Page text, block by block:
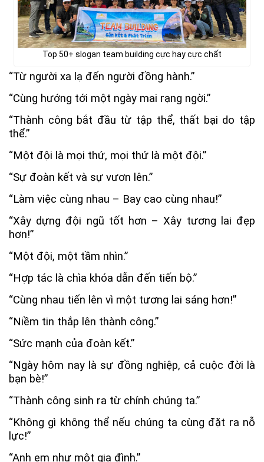
Top 50+ slogan team building cực hay cực chất
“Từ người xa lạ đến người đồng hành.”
“Cùng hướng tới một ngày mai rạng ngời.”
“Thành công bắt đầu từ tập thể, thất bại do tập
thể.”
“Một đội là mọi thứ, mọi thứ là một đội.”
“Sự đoàn kết và sự vươn lên.”
“Làm việc cùng nhau – Bay cao cùng nhau!”
“Xây dựng đội ngũ tốt hơn – Xây tương lai đẹp
hơn!”
“Một đội, một tầm nhìn.”
“Hợp tác là chìa khóa dẫn đến tiến bộ.”
“Cùng nhau tiến lên vì một tương lai sáng hơn!”
“Niềm tin thắp lên thành công.”
“Sức mạnh của đoàn kết.”
“Ngày hôm nay là sự đồng nghiệp, cả cuộc đời là
bạn bè!”
“Thành công sinh ra từ chính chúng ta.”
“Không gì không thể nếu chúng ta cùng đặt ra nỗ
lực!”
“Anh em như một gia đình.”